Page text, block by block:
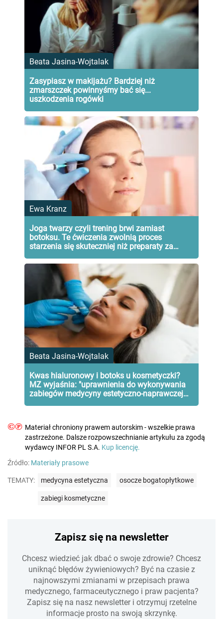
Beata Jasina-Wojtalak
Zasypiasz w makijażu? Bardziej niż
zmarszczek powinnyśmy bać się...
uszkodzenia rogówki
Ewa Kranz
Joga twarzy czyli trening brwi zamiast
botoksu. Te ćwiczenia zwolnią proces
starzenia się skuteczniej niż preparaty za
Beata Jasina-Wojtalak
Kwas hialuronowy i botoks u kosmetyczki?
MZ wyjaśnia: "uprawnienia do wykonywania
zabiegów medycyny estetyczno-naprawczej
©℗ Materiał chroniony prawem autorskim - wszelkie prawa
zastrzeżone. Dalsze rozpowszechnianie artykułu za zgodą
wydawcy INFOR PL S.A. Kup licencję.
Źródło: Materiały prasowe
TEMATY: medycyna estetyczna osocze bogatopłytkowe
zabiegi kosmetyczne
Zapisz się na newsletter
Chcesz wiedzieć jak dbać o swoje zdrowie? Chcesz
uniknąć błędów żywieniowych? Być na czasie z
najnowszymi zmianami w przepisach prawa
medycznego, farmaceutycznego i praw pacjenta?
Zapisz się na nasz newsletter i otrzymuj rzetelne
informacje prosto na swoją skrzynkę.